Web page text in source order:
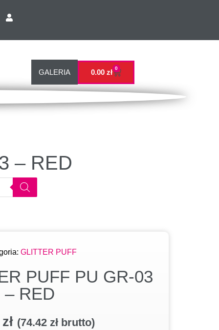
GALERIA 0.00 zł 0
– RED
GLITTER PUFF
PUFF PU GR-03
– RED
zł (74.42 złbrutto)